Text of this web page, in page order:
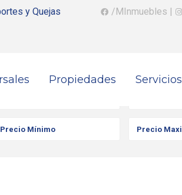
y Quejas /MInmuebles |
Propiedades Servicios